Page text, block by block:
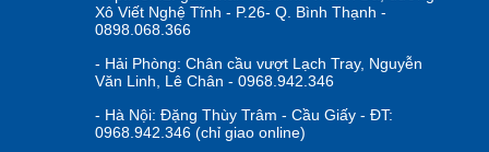
Với
Xô Viết Nghệ Tĩnh - P.26- Q. Bình Thạnh -
0898.068.366
- Hải Phòng: Chân cầu vượt Lạch Tray, Nguyễn
Văn Linh, Lê Chân - 0968.942.346
- Hà Nội: Đặng Thùy Trâm - Cầu Giấy - ĐT:
0968.942.346 (chỉ giao online)